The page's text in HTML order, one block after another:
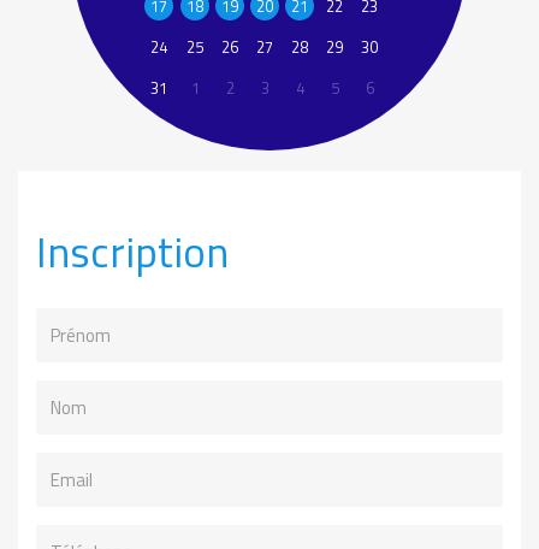
17 18 19 20 21 22
23
24
25 26 27 28 29
30
31
1 2 3 4 5 6
Inscription